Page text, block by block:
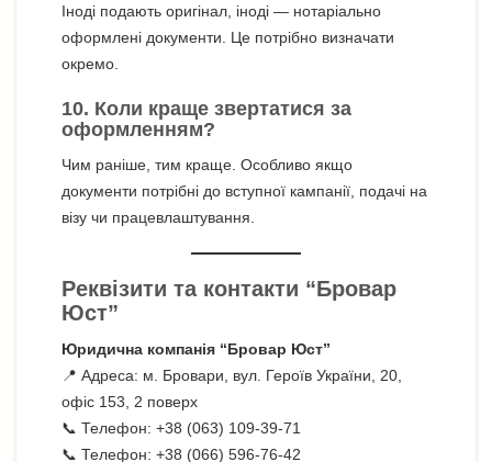
Іноді подають оригінал, іноді — нотаріально
оформлені документи. Це потрібно визначати
окремо.
10. Коли краще звертатися за
оформленням?
Чим раніше, тим краще. Особливо якщо
документи потрібні до вступної кампанії, подачі на
візу чи працевлаштування.
Реквізити та контакти “Бровар
Юст”
Юридична компанія “Бровар Юст”
📍 Адреса: м. Бровари, вул. Героїв України, 20,
офіс 153, 2 поверх
📞 Телефон: +38 (063) 109-39-71
📞 Телефон: +38 (066) 596-76-42